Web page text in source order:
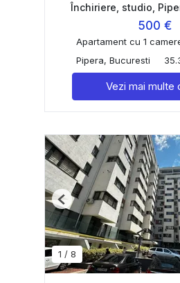
Închiriere, studio,
500 €
Apartament cu 1
Pipera, Bucuresti
Vezi mai multe
1 / 8
Previous